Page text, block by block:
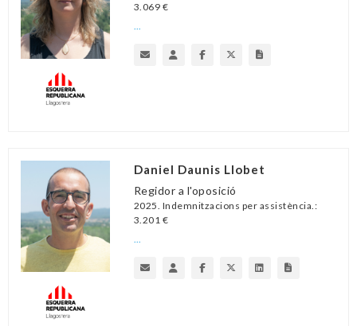
3.069 €
...
Daniel Daunis Llobet
Regidor a l'oposició
2025. Indemnitzacions per assistència.:
3.201 €
...